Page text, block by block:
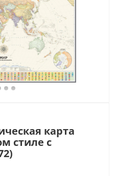
карта
стиле с